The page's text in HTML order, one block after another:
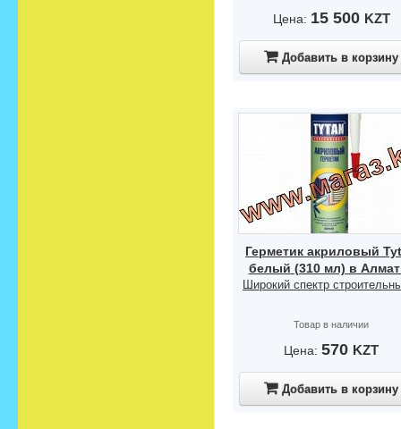
Цена: 15 500 KZT
Добавить в корзину
Герметик акриловый
белый (310 мл) в
Широкий спектр
Товар в наличии
Цена: 570 KZT
Добавить в корзину